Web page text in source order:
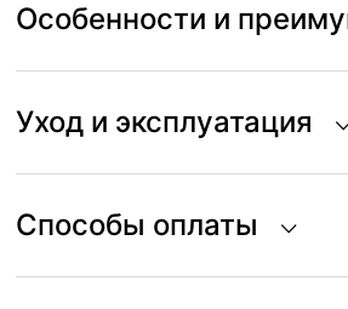
Особенности и
Уход и эксплуатация
Способы оплаты